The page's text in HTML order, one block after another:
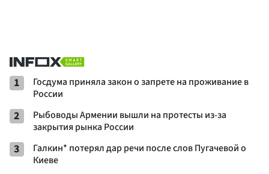
1
Госдума приняла закон о запрете на проживание в
России
2
Рыбоводы Армении вышли на протесты из-за
закрытия рынка России
3
Галкин* потерял дар речи после слов Пугачевой о
Киеве